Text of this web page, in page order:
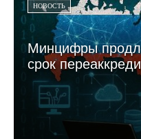
НОВОСТЬ
Минцифры
срок